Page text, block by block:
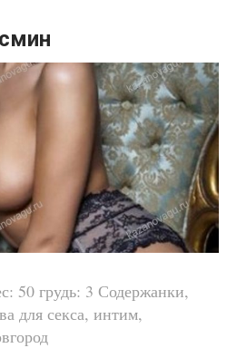
50 грудь: 3 Содержанки,
для секса, интим,